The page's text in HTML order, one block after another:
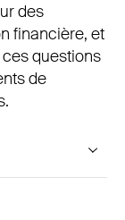
des
financière, et
questions
de